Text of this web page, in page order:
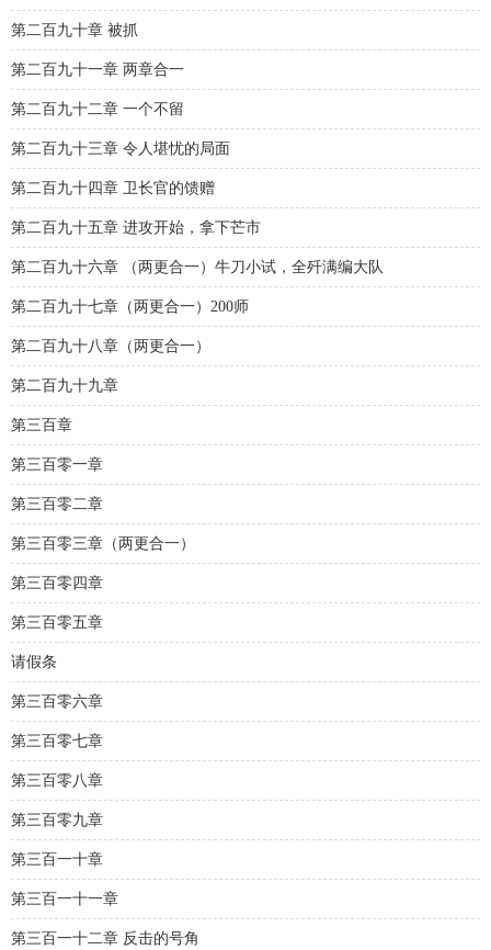
第二百九十章 被抓
第二百九十一章 两章合一
第二百九十二章 一个不留
第二百九十三章 令人堪忧的局面
第二百九十四章 卫长官的馈赠
第二百九十五章 进攻开始，拿下芒市
第二百九十六章 （两更合一）牛刀小试，全歼满编大队
第二百九十七章（两更合一）200师
第二百九十八章（两更合一）
第二百九十九章
第三百章
第三百零一章
第三百零二章
第三百零三章（两更合一）
第三百零四章
第三百零五章
请假条
第三百零六章
第三百零七章
第三百零八章
第三百零九章
第三百一十章
第三百一十一章
第三百一十二章 反击的号角